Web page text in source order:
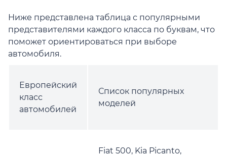
Ниже представлена таблица с популярными
представителями каждого класса по буквам, что
поможет ориентироваться при выборе
автомобиля.
Европейский
класс
автомобилей
Список популярных
моделей
Fiat 500, Kia Picanto,